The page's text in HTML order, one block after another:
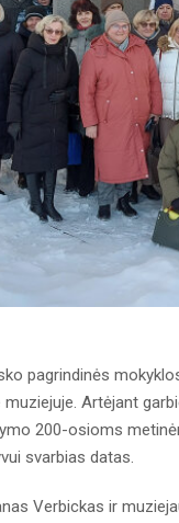
pagrindinės
Artėjant
200-osioms
svarbias datas.
Verbickas ir